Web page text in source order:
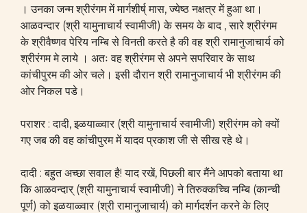
। उनका जन्म श्रीरंगम में मार्गशीर्ष् मास, ज्येष्ठ नक्षत्र में हुआ था।
आळवन्दार (श्री यामुनाचार्य स्वामीजी) के समय के बाद , सारे श्रीरंगम
के श्रीवैष्णव पेरिय नम्बि से विनती करते है की वह श्री रामानुजाचार्य को
श्रीरंगम मे लाये । अतः वह श्रीरंगम से अपने सपरिवार के साथ
कांचीपुरम की ओर चले। इसी दौरान श्री रामानुजाचार्य भी श्रीरंगम की
ओर निकल पडे।
पराशर : दादी, इळयाळ्वार (श्री यामुनाचार्य स्वामीजी) श्रीरंगम को क्यों
गए जब की वह कांचीपुरम में यादव प्रकाश जी से सीख रहे थे।
दादी : बहुत अच्छा सवाल है! याद रखें, पिछली बार मैंने आपको बताया था
कि आळवन्दार् (श्री यामुनाचार्य स्वामीजी) ने तिरुक्कच्चि नम्बि (कान्ची
पूर्ण) को इळयाळ्वार (श्री रामानुजाचार्य) को मार्गदर्शन करने के लिए